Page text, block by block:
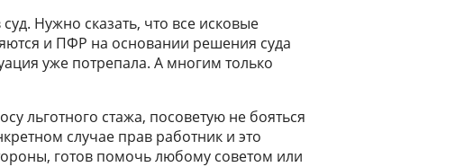
Нужно сказать, что все исковые
и ПФР на основании решения суда
уже потрепала. А многим только
льготного стажа, посоветую не бояться
случае прав работник и это
готов помочь любому советом или